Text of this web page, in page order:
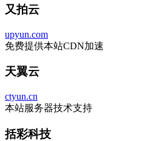
又拍云
upyun.com
免费提供本站CDN加速
天翼云
ctyun.cn
本站服务器技术支持
括彩科技